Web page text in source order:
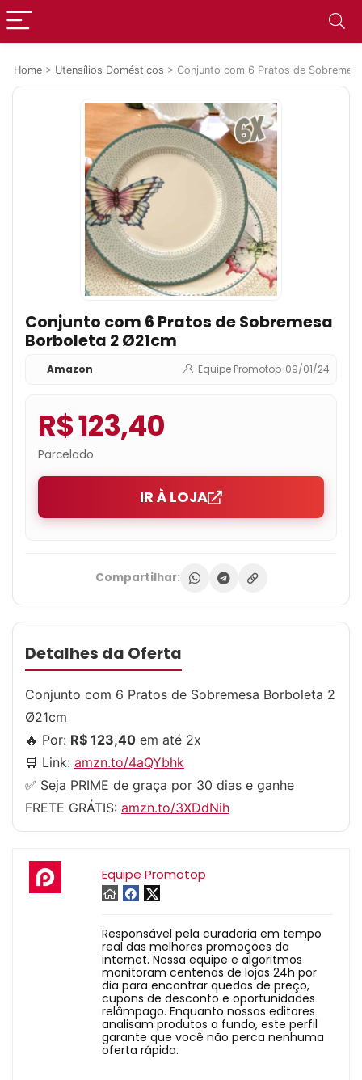
Home > Utensílios Domésticos > Conjunto com 6 Pratos de
Conjunto com 6 Pratos de Sobremesa
Borboleta 2 Ø21cm
Amazon Equipe Promotop•09/01/24
R$ 123,40
Parcelado
IR À LOJA
Compartilhar:
Detalhes da Oferta
Conjunto com 6 Pratos de Sobremesa Borboleta 2
Ø21cm
🔥 Por: R$ 123,40 em até 2x
🛒 Link: amzn.to/4aQYbhk
✅ Seja PRIME de graça por 30 dias e ganhe
FRETE GRÁTIS: amzn.to/3XDdNih
Equipe Promotop
Responsável pela curadoria em tempo
real das melhores promoções da
internet. Nossa equipe e algoritmos
monitoram centenas de lojas 24h por
dia para encontrar quedas de preço,
cupons de desconto e oportunidades
relâmpago. Enquanto nossos editores
analisam produtos a fundo, este perfil
garante que você não perca nenhuma
oferta rápida.